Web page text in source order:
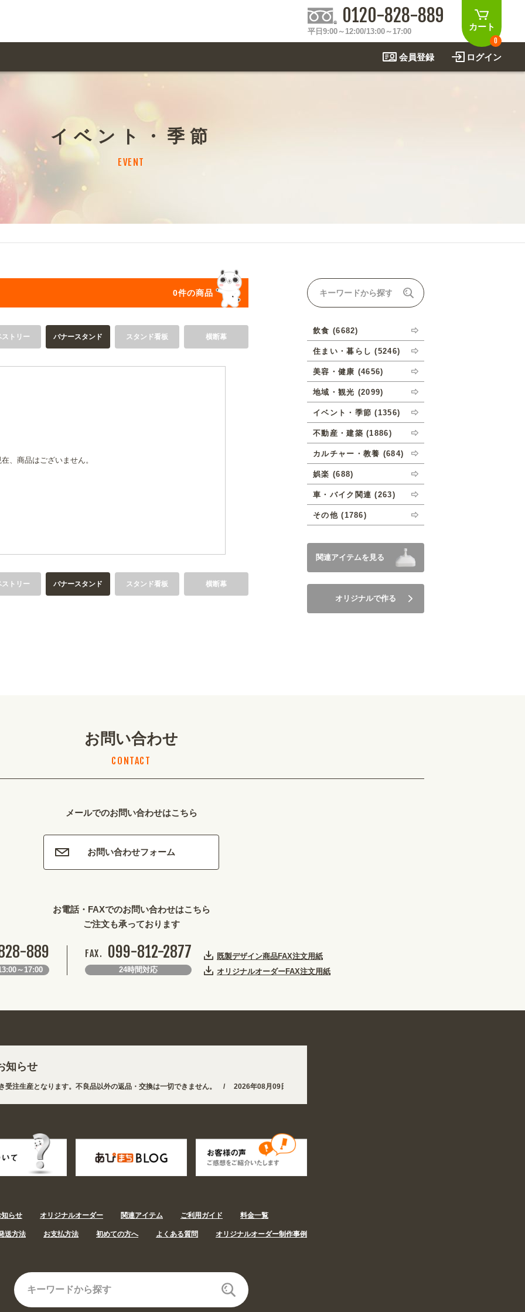
カート
0
0120-828-889
平日9:00～12:00/13:00～17:00
ログイン
会員登録
住まい・暮らし
地域・観光
ト・季節
ー・教養 娯楽
オリジナルオーダーについて
い商品一覧
イベント・季節
EVENT
0件の商品
ストリー バナースタンド スタンド看板 横断幕
在、商品はございません。
ストリー バナースタンド スタンド看板 横断幕
飲食 (6682)
住まい・暮らし (5246)
美容・健康 (4656)
地域・観光 (2099)
イベント・季節 (1356)
不動産・建築 (1886)
カルチャー・教養 (684)
娯楽 (688)
車・バイク関連 (263)
その他 (1786)
関連アイテムを見る
オリジナルで作る
お問い合わせ
CONTACT
メールでのお問い合わせはこちら
お問い合わせフォーム
お電話・FAXでのお問い合わせはこちら
ご注文も承っております
889
～17:00
FAX. 099-812-2877
24時間対応
既製デザイン商品FAX注文用紙
オリジナルオーダーFAX注文用紙
知らせ
産となります。不良品以外の返品・交換は一切できません。 /
2026年08月09日 熊本地方を震源とする地震の影響で、各地において道路状況の悪化や交通規
知らせ オリジナルオーダー 関連アイテム ご利用ガイド 料金一覧
送方法 お支払方法 初めての方へ よくある質問 オリジナルオーダー制作事例